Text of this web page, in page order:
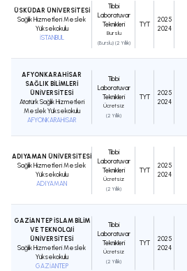
ÜSKÜDAR ÜNİVERSİTESİ
Sağlık Hizmetleri Meslek
Yüksekokulu
İSTANBUL
Tıbbi
Laboratuvar
Teknikleri
Burslu
(Burslu) (2 Yıllık)
TYT
2025
2024
AFYONKARAHİSAR
SAĞLIK BİLİMLERİ
ÜNİVERSİTESİ
Atatürk Sağlık Hizmetleri
Meslek Yüksekokulu
AFYONKARAHİSAR
Tıbbi
Laboratuvar
Teknikleri
Ücretsiz
(2 Yıllık)
TYT
2025
2024
ADIYAMAN ÜNİVERSİTESİ
Sağlık Hizmetleri Meslek
Yüksekokulu
ADIYAMAN
Tıbbi
Laboratuvar
Teknikleri
Ücretsiz
(2 Yıllık)
TYT
2025
2024
GAZİANTEP İSLAM BİLİM
VE TEKNOLOJİ
ÜNİVERSİTESİ
Sağlık Hizmetleri Meslek
Yüksekokulu
GAZİANTEP
Tıbbi
Laboratuvar
Teknikleri
Ücretsiz
(2 Yıllık)
TYT
2025
2024